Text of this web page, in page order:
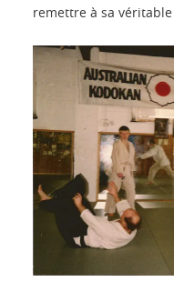
remettre à sa